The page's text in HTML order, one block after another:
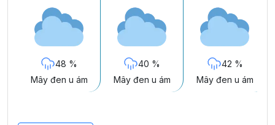
48 %
Mây đen u ám
40 %
Mây đen u ám
42 %
Mây đen u ám